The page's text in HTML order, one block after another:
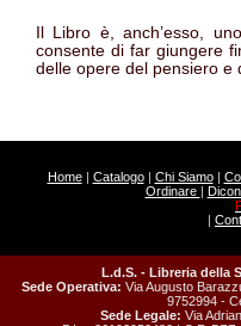
Il Libro è, anch’esso,
consente di far giungere
delle opere del pensiero e
Home| Catalogo| Chi Siamo|
Ordinare |
|
L.d.S. - Libreria della
Sede Operativa: Via Augusto
9752994 -
Sede Legale: Via